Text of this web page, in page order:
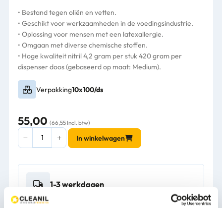
• Bestand tegen oliën en vetten.
• Geschikt voor werkzaamheden in de voedingsindustrie.
• Oplossing voor mensen met een latexallergie.
• Omgaan met diverse chemische stoffen.
• Hoge kwaliteit nitril 4,2 gram per stuk 420 gram per
dispenser doos (gebaseerd op maat: Medium).
Verpakking10x100/ds
55,00 (66,55 Incl. btw)
MANTEX
PREMIUM
Nitril
Large
Blauw
In winkelwagen
1-3 werkdagen